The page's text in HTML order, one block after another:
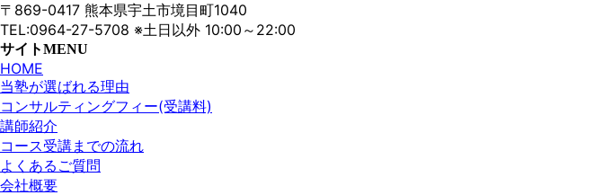
〒869-0417 熊本県宇土市境目町1040
TEL:0964-27-5708 ※土日以外 10:00～22:00
サイトMENU
HOME
当塾が選ばれる理由
コンサルティングフィー(受講料)
講師紹介
コース受講までの流れ
よくあるご質問
会社概要